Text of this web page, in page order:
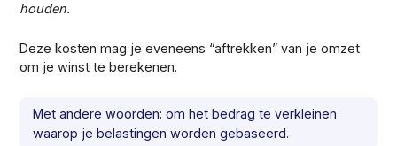
houden.
Deze kosten mag je eveneens “aftrekken” van je omzet
om je winst te berekenen.
Met andere woorden: om het bedrag te verkleinen
waarop je belastingen worden gebaseerd.